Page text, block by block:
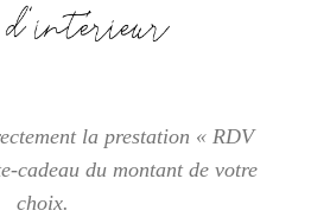
la prestation « RDV
cadeau du montant de votre
choix.